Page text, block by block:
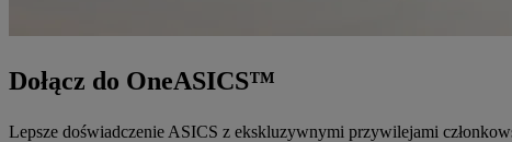
Dołącz do OneASICS™
Lepsze doświadczenie ASICS z ekskluzywnymi przywilejami